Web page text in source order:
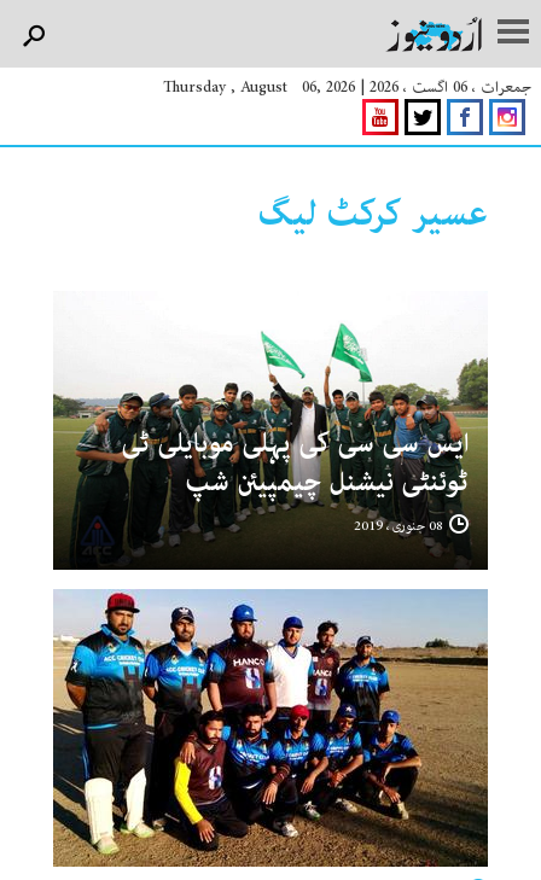
جمعرات ، 06 اگست ، 2026 |
Thursday , August 06, 2026
عسیر کرکٹ لیگ
ایس سی سی کی پہلی موبایلی ٹی
ٹوئنٹی نیشنل چیمپیئن شپ